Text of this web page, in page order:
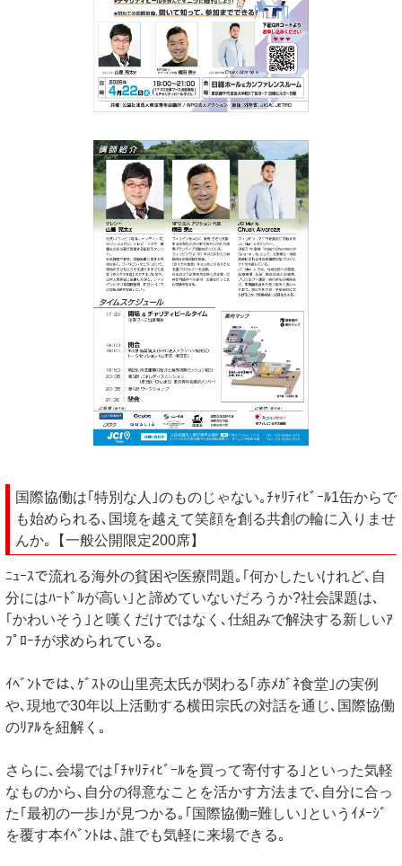
国際協働は｢特別な人｣のものじゃない｡ﾁｬﾘﾃｨﾋﾞｰﾙ1缶からで
も始められる､国境を越えて笑顔を創る共創の輪に入りませ
んか｡【一般公開限定200席】
ﾆｭｰｽで流れる海外の貧困や医療問題｡｢何かしたいけれど､自
分にはﾊｰﾄﾞﾙが高い｣と諦めていないだろうか?社会課題は､
｢かわいそう｣と嘆くだけではなく､仕組みで解決する新しいｱ
ﾌﾟﾛｰﾁが求められている｡
ｲﾍﾞﾝﾄでは､ｹﾞｽﾄの山里亮太氏が関わる｢赤ﾒｶﾞﾈ食堂｣の実例
や､現地で30年以上活動する横田宗氏の対話を通じ､国際協働
のﾘｱﾙを紐解く｡
さらに､会場では｢ﾁｬﾘﾃｨﾋﾞｰﾙを買って寄付する｣といった気軽
なものから､自分の得意なことを活かす方法まで､自分に合っ
た｢最初の一歩｣が見つかる｡｢国際協働=難しい｣というｲﾒｰｼﾞ
を覆す本ｲﾍﾞﾝﾄは､誰でも気軽に来場できる｡